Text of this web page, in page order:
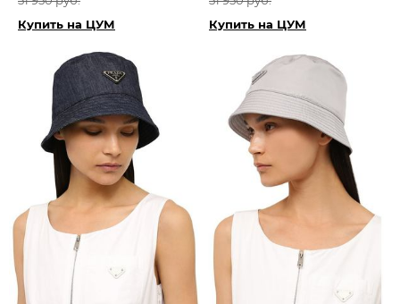
Купить на ЦУМ Купить на ЦУМ